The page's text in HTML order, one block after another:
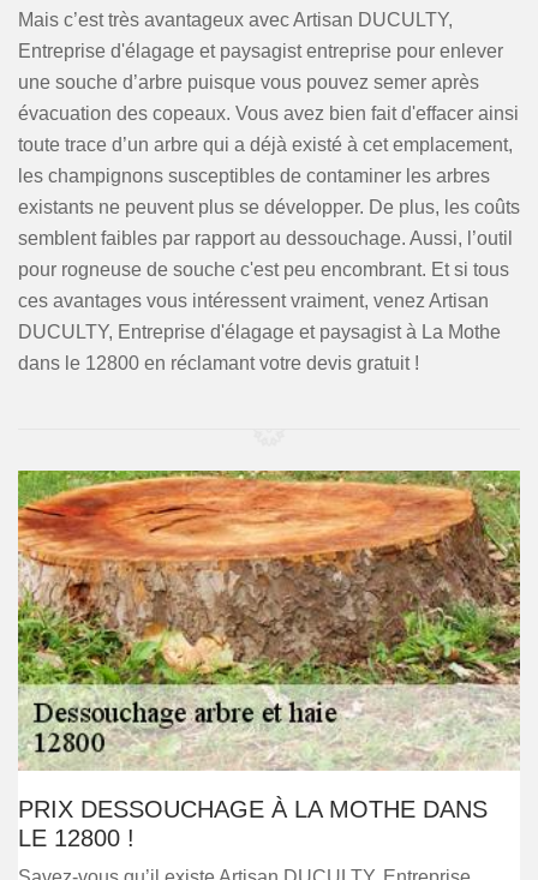
Mais c’est très avantageux avec Artisan DUCULTY,
Entreprise d'élagage et paysagist entreprise pour enlever
une souche d’arbre puisque vous pouvez semer après
évacuation des copeaux. Vous avez bien fait d'effacer ainsi
toute trace d’un arbre qui a déjà existé à cet emplacement,
les champignons susceptibles de contaminer les arbres
existants ne peuvent plus se développer. De plus, les coûts
semblent faibles par rapport au dessouchage. Aussi, l’outil
pour rogneuse de souche c'est peu encombrant. Et si tous
ces avantages vous intéressent vraiment, venez Artisan
DUCULTY, Entreprise d'élagage et paysagist à La Mothe
dans le 12800 en réclamant votre devis gratuit !
PRIX DESSOUCHAGE À LA MOTHE DANS
LE 12800 !